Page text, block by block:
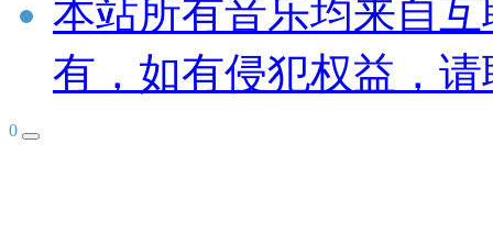
本站所有音乐均来自
有，如有侵犯权益，
0